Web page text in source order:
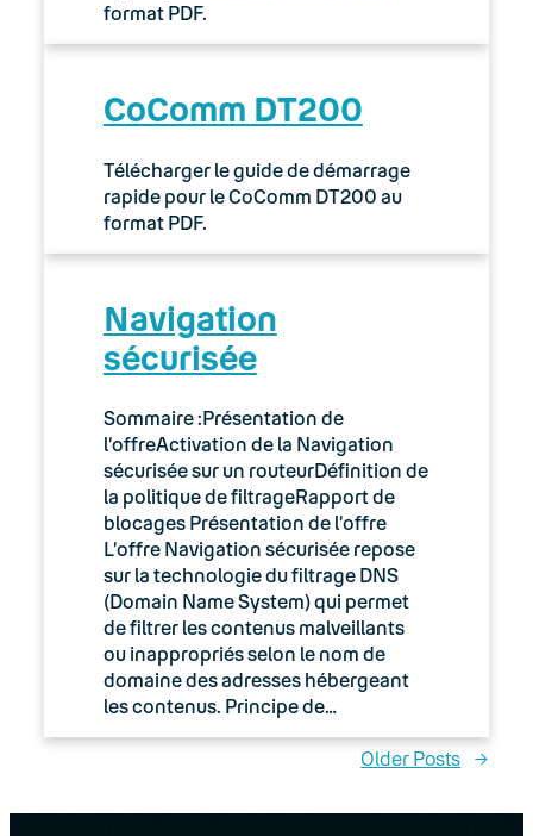
format PDF.
CoComm DT200
Télécharger le guide de démarrage
rapide pour le CoComm DT200 au
format PDF.
Navigation
sécurisée
Sommaire :Présentation de
l’offreActivation de la Navigation
sécurisée sur un routeurDéfinition de
la politique de filtrageRapport de
blocages Présentation de l’offre
L’offre Navigation sécurisée repose
sur la technologie du filtrage DNS
(Domain Name System) qui permet
de filtrer les contenus malveillants
ou inappropriés selon le nom de
domaine des adresses hébergeant
les contenus. Principe de…
Older Posts →